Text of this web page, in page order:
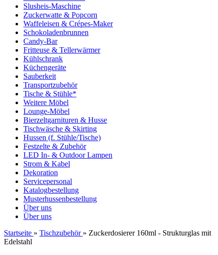
Slusheis-Maschine
Zuckerwatte & Popcorn
Waffeleisen & Crépes-Maker
Schokoladenbrunnen
Candy-Bar
Fritteuse & Tellerwärmer
Kühlschrank
Küchengeräte
Sauberkeit
Transportzubehör
Tische & Stühle*
Weitere Möbel
Lounge-Möbel
Bierzeltgarnituren & Husse
Tischwäsche & Skirting
Hussen (f. Stühle/Tische)
Festzelte & Zubehör
LED In- & Outdoor Lampen
Strom & Kabel
Dekoration
Servicepersonal
Katalogbestellung
Musterhussenbestellung
Über uns
Über uns
Startseite » Tischzubehör » Zuckerdosierer 160ml - Strukturglas mit
Edelstahl